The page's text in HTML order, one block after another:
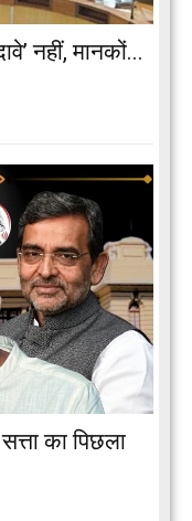
नहीं, मानकों...
का पिछला